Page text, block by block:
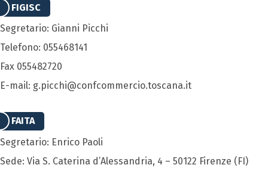
FIGISC
Segretario: Gianni Picchi
Telefono: 055468141
Fax 055482720
E-mail: g.picchi@confcommercio.toscana.it
FAITA
Segretario: Enrico Paoli
Sede: Via S. Caterina d’Alessandria, 4 – 50122 Firenze (FI)